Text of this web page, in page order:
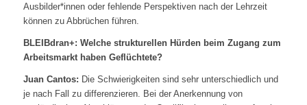
Ausbilder*innen oder fehlende Perspektiven nach der Lehrzeit
können zu Abbrüchen führen.
BLEIBdran+: Welche strukturellen Hürden beim Zugang zum
Arbeitsmarkt haben Geflüchtete?
Juan Cantos: Die Schwierigkeiten sind sehr unterschiedlich und
je nach Fall zu differenzieren. Bei der Anerkennung von